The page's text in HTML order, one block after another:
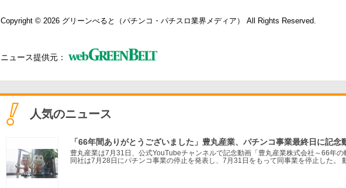
Copyright © 2026 グリーンべると（パチンコ・パチスロ業界メディア） All Rights Reserved.
ニュース提供元：
人気のニュース
「66年間ありがとうございました」豊丸産業、パチンコ事業最終日に記念
豊丸産業は7月31日、公式YouTubeチャンネルで記念動画「豊丸産業株式会社～66年の
同社は7月28日にパチンコ事業の停止を発表し、7月31日をもって同事業を停止した。